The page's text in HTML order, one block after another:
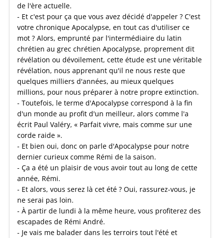
de l'ère actuelle.
- Et c'est pour ça que vous avez décidé d'appeler ? C'est
votre chronique Apocalypse, en tout cas d'utiliser ce
mot ? Alors, emprunté par l'intermédiaire du latin
chrétien au grec chrétien Apocalypse, proprement dit
révélation ou dévoilement, cette étude est une véritable
révélation, nous apprenant qu'il ne nous reste que
quelques milliers d'années, au mieux quelques
millions, pour nous préparer à notre propre extinction.
- Toutefois, le terme d'Apocalypse correspond à la fin
d'un monde au profit d'un meilleur, alors comme l'a
écrit Paul Valéry, « Parfait vivre, mais comme sur une
corde raide ».
- Et bien oui, donc on parle d'Apocalypse pour notre
dernier curieux comme Rémi de la saison.
- Ça a été un plaisir de vous avoir tout au long de cette
année, Rémi.
- Et alors, vous serez là cet été ? Oui, rassurez-vous, je
ne serai pas loin.
- À partir de lundi à la même heure, vous profiterez des
escapades de Rémi André.
- Je vais me balader dans les terroirs tout l'été et